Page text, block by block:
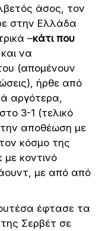
άσος, τον
στην Ελλάδα
–κάτι που
να
(απομένουν
ήρθε από
αργότερα,
3-1 (τελικό
αποθέωση με
κόσμο της
κοντινό
με από από
έφτασε τα
Σερβέτ σε